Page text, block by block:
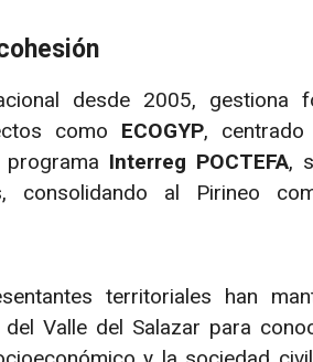
desde 2005, gestiona
como ECOGYP,
Interreg POCTEFA,
consolidando al Pirineo
territoriales han
Valle del Salazar para